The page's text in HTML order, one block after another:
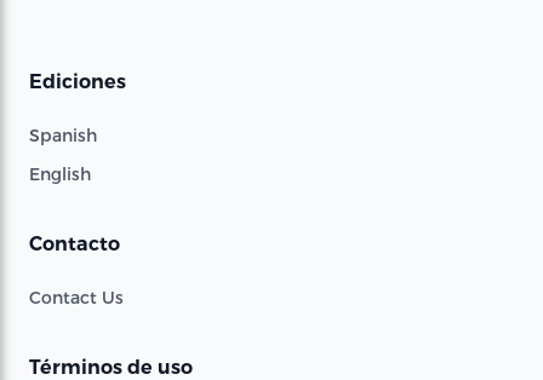
Ediciones
Spanish
English
Contacto
Contact Us
Términos de uso